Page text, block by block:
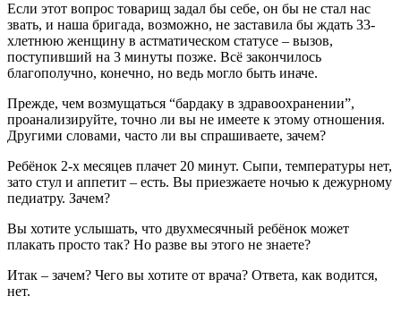
Если этот вопрос товарищ задал бы себе, он бы не стал нас
звать, и наша бригада, возможно, не заставила бы ждать 33-
хлетнюю женщину в астматическом статусе – вызов,
поступивший на 3 минуты позже. Всё закончилось
благополучно, конечно, но ведь могло быть иначе.
Прежде, чем возмущаться “бардаку в здравоохранении”,
проанализируйте, точно ли вы не имеете к этому отношения.
Другими словами, часто ли вы спрашиваете, зачем?
Ребёнок 2-х месяцев плачет 20 минут. Сыпи, температуры нет,
зато стул и аппетит – есть. Вы приезжаете ночью к дежурному
педиатру. Зачем?
Вы хотите услышать, что двухмесячный ребёнок может
плакать просто так? Но разве вы этого не знаете?
Итак – зачем? Чего вы хотите от врача? Ответа, как водится,
нет.